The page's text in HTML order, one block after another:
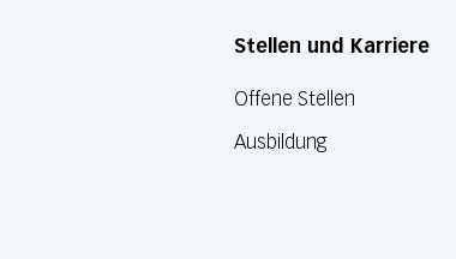
Stellen und Karriere
Offene Stellen
Ausbildung